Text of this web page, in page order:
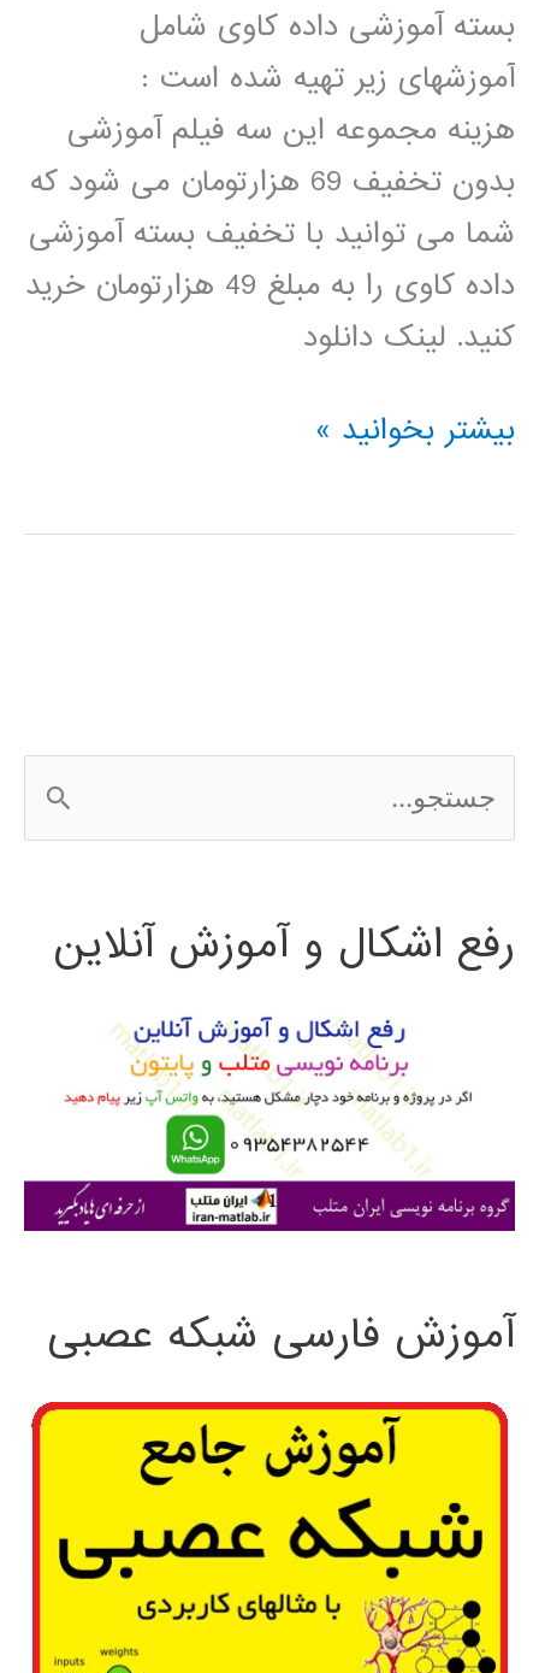
بسته آموزشی داده کاوی شامل
آموزشهای زیر تهیه شده است :
هزینه مجموعه این سه فیلم آموزشی
بدون تخفیف 69 هزارتومان می شود که
شما می توانید با تخفیف بسته آموزشی
داده کاوی را به مبلغ 49 هزارتومان خرید
کنید. لینک دانلود
بسته
داده
بیشتر بخوانید »
س
ج
ی
رفع اشکال و آموزش آنلاین
آموزش فارسی شبکه عصبی